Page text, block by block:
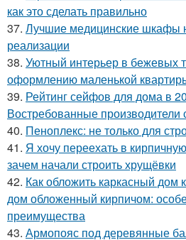
как это сделать правильно
37. Лучшие медицинские шкафы
реализации
38. Уютный интерьер в бежевых
оформлению маленькой
39. Рейтинг сейфов для дома в
Востребованные производители
40. Пеноплекс: не только для
41. Я хочу переехать в
зачем начали строить хрущёвки
42. Как обложить каркасный дом
дом обложенный кирпичом:
преимущества
43. Армопояс под деревянные